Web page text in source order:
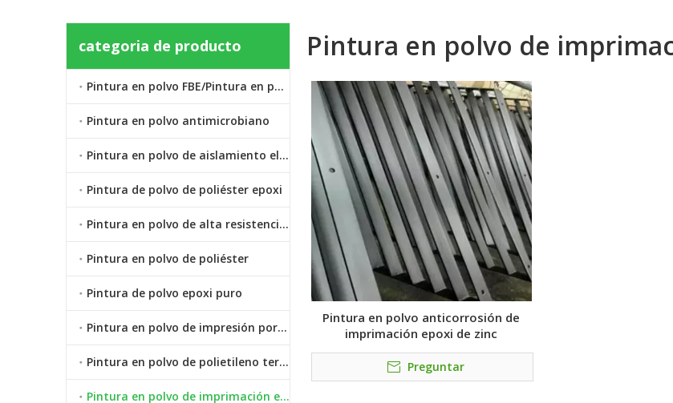
categoria de producto
Pintura en polvo FBE/Pintura en polvo epoxi unido por fusión
Pintura en polvo antimicrobiano
Pintura en polvo de aislamiento eléctrico
Pintura de polvo de poliéster epoxi
Pintura en polvo de alta resistencia al calor
Pintura en polvo de poliéster
Pintura de polvo epoxi puro
Pintura en polvo de impresión por transferencia de calor por sublimación
Pintura en polvo de polietileno termoplástico LDPE
Pintura en polvo de imprimación epoxi de zinc
Pintura en polvo de
Pintura en polvo anticorrosión de
imprimación epoxi de zinc
Preguntar